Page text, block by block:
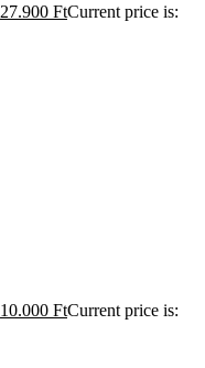
27.900 FtCurrent price is:
10.000 FtCurrent price is: